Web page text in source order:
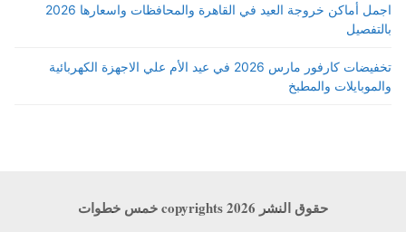
اجمل أماكن خروجة العيد في القاهرة والمحافظات واسعارها 2026
بالتفصيل
تخفيضات كارفور مارس 2026 في عيد الأم علي الاجهزة الكهربائية
والموبايلات والمطبخ
حقوق النشر copyrights 2026 خمس خطوات